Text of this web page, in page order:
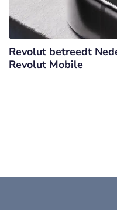
Revolut betreedt
Revolut Mobile